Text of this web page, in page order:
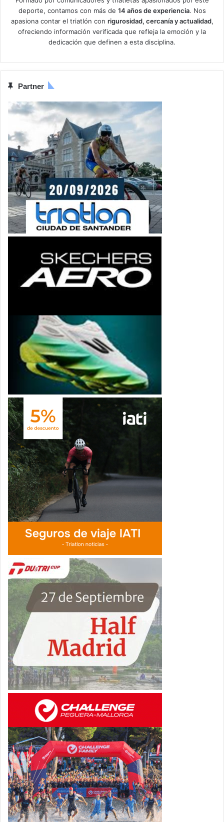
deporte, contamos con más de 14 años de experiencia. Nos
apasiona contar el triatlón con rigurosidad, cercanía y actualidad,
ofreciendo información verificada que refleja la emoción y la
dedicación que definen a esta disciplina.
Partner